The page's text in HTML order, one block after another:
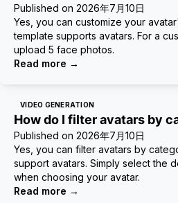
Published on 2026年7月10日
Yes, you can customize your
template supports avatars. For a
upload 5 face photos.
Read more →
VIDEO GENERATION
How do I filter avatars by
Published on 2026年7月10日
Yes, you can filter avatars by
support avatars. Simply select the
when choosing your avatar.
Read more →